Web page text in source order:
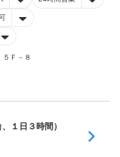
Ｆ－８
１日３時間）